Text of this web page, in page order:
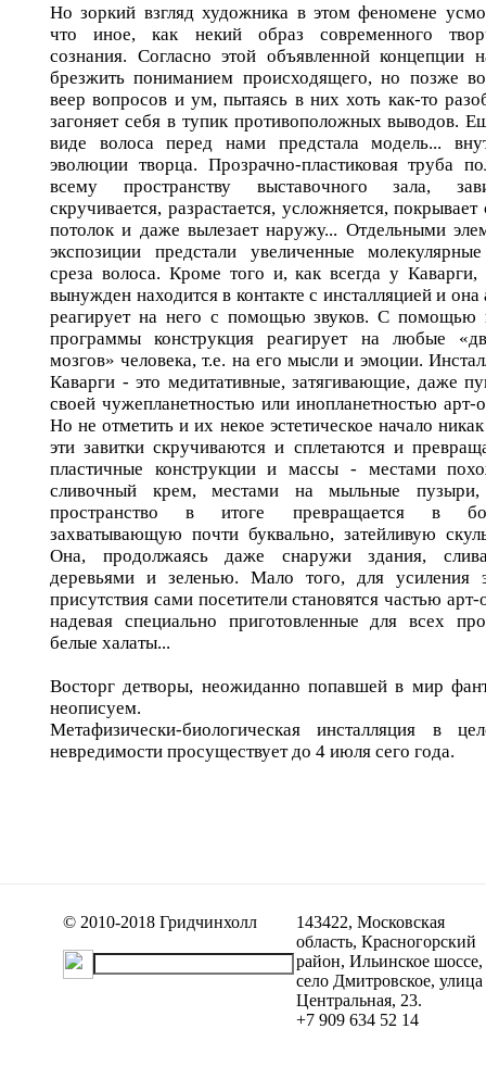
Но зоркий взгляд художника в этом феномене
что иное, как некий образ современного
сознания. Согласно этой объявленной концепции
брезжить пониманием происходящего, но позже
веер вопросов и ум, пытаясь в них хоть как-то
загоняет себя в тупик противоположных выводов.
виде волоса перед нами предстала модель...
эволюции творца. Прозрачно-пластиковая труба
всему пространству выставочного зала,
скручивается, разрастается, усложняется,
потолок и даже вылезает наружу... Отдельными
экспозиции предстали увеличенные
среза волоса. Кроме того и, как всегда у Каварги,
вынужден находится в контакте с инсталляцией и она
реагирует на него с помощью звуков. С помощью
программы конструкция реагирует на любые
мозгов» человека, т.е. на его мысли и эмоции.
Каварги - это медитативные, затягивающие, даже
своей чужепланетностью или инопланетностью арт-
Но не отметить и их некое эстетическое начало
эти завитки скручиваются и сплетаются и
пластичные конструкции и массы - местами
сливочный крем, местами на мыльные
пространство в итоге превращается в
захватывающую почти буквально, затейливую
Она, продолжаясь даже снаружи здания,
деревьями и зеленью. Мало того, для усиления
присутствия сами посетители становятся частью арт-
надевая специально приготовленные для всех
белые халаты...
Восторг детворы, неожиданно попавшей в мир
неописуем.
Метафизически-биологическая инсталляция в
невредимости просуществует до 4 июля сего года.
© 2010-2018 Гридчинхолл
143422, Московская
область, Красногорский
район, Ильинское шоссе,
село Дмитровское, улица
Центральная, 23.
+7 909 634 52 14